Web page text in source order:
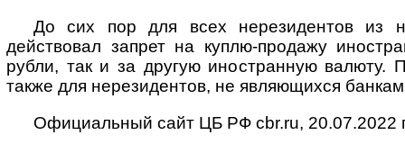
До сих пор для всех нерезидентов из
действовал запрет на куплю-продажу
рубли, так и за другую иностранную валюту.
также для нерезидентов, не являющихся
Официальный сайт ЦБ РФ cbr.ru, 20.07.2022